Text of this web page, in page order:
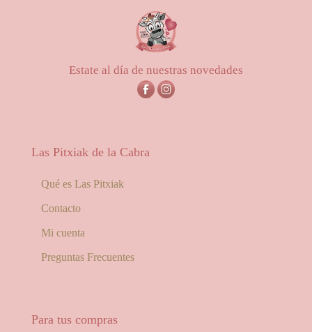
Estate al día de nuestras novedades
Las Pitxiak de la Cabra
Qué es Las Pitxiak
Contacto
Mi cuenta
Preguntas Frecuentes
Para tus compras